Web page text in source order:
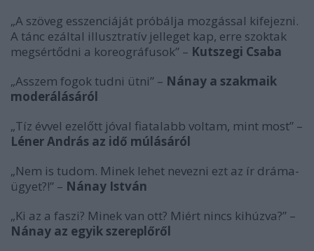
„A szöveg esszenciáját próbálja mozgással kifejezni.
A tánc ezáltal illusztratív jelleget kap, erre szoktak
megsértődni a koreográfusok” – Kutszegi Csaba
„Asszem fogok tudni ütni” – Nánay a szakmaik
moderálásáról
„Tíz évvel ezelőtt jóval fiatalabb voltam, mint most” –
Léner András az idő múlásáról
„Nem is tudom. Minek lehet nevezni ezt az ír dráma-
ügyet?!” – Nánay István
„Ki az a faszi? Minek van ott? Miért nincs kihúzva?” –
Nánay az egyik szereplőről